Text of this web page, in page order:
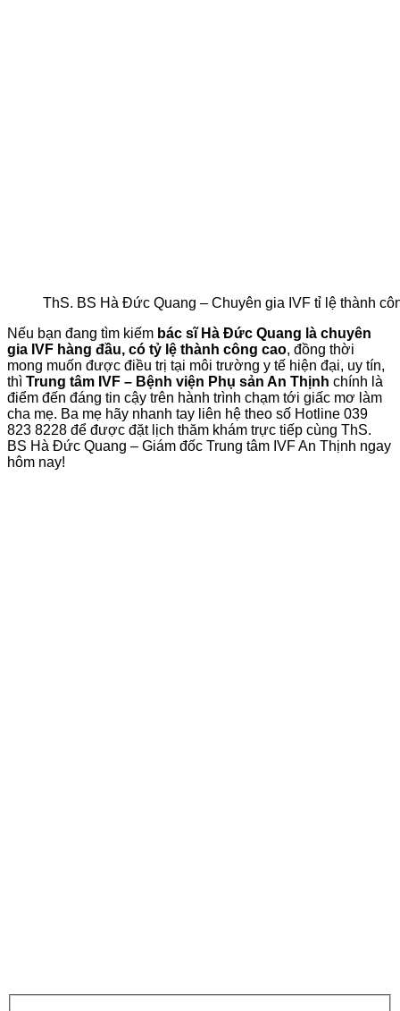
ThS. BS Hà Đức Quang – Chuyên gia IVF tỉ lệ thành
Nếu bạn đang tìm kiếm bác sĩ Hà Đức Quang là chuyên
gia IVF hàng đầu, có tỷ lệ thành công cao, đồng thời
mong muốn được điều trị tại môi trường y tế hiện đại, uy tín,
thì Trung tâm IVF – Bệnh viện Phụ sản An Thịnh chính là
điểm đến đáng tin cậy trên hành trình chạm tới giấc mơ làm
cha mẹ. Ba mẹ hãy nhanh tay liên hệ theo số Hotline 039
823 8228 để được đặt lịch thăm khám trực tiếp cùng ThS.
BS Hà Đức Quang – Giám đốc Trung tâm IVF An Thịnh ngay
hôm nay!